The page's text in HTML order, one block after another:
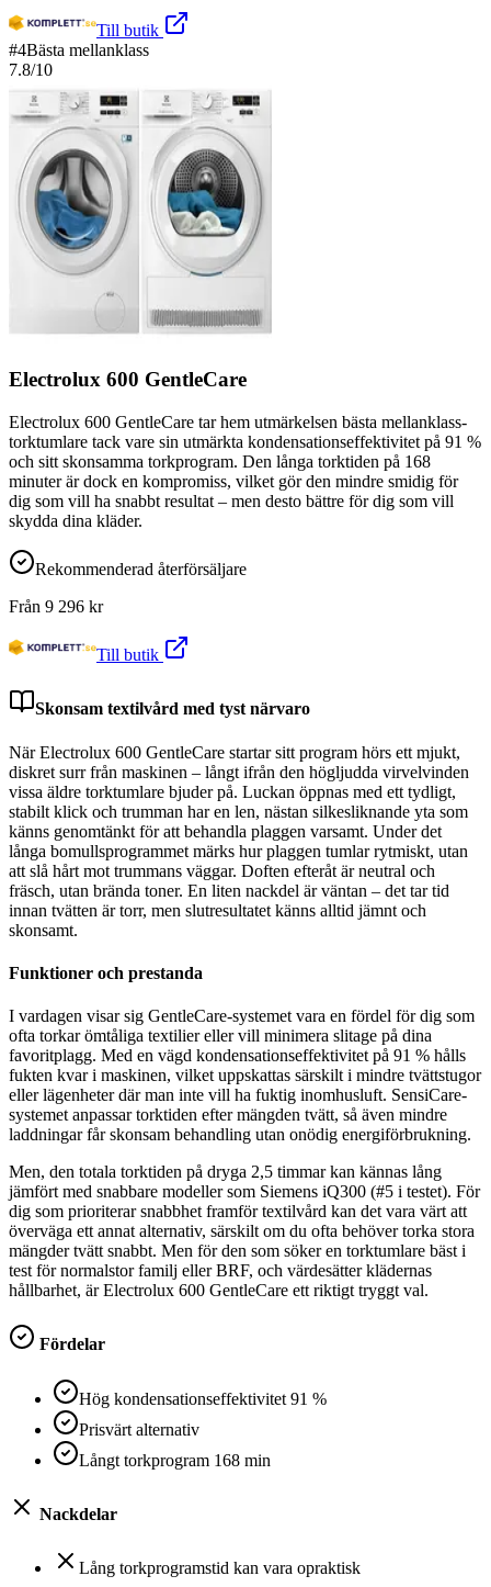
Till butik
#4Bästa mellanklass
7.8/10
Electrolux 600 GentleCare
Electrolux 600 GentleCare tar hem utmärkelsen bästa mellanklass-
torktumlare tack vare sin utmärkta kondensationseffektivitet på 91 %
och sitt skonsamma torkprogram. Den långa torktiden på 168
minuter är dock en kompromiss, vilket gör den mindre smidig för
dig som vill ha snabbt resultat – men desto bättre för dig som vill
skydda dina kläder.
Rekommenderad återförsäljare
Från 9 296 kr
Till butik
Skonsam textilvård med tyst närvaro
När Electrolux 600 GentleCare startar sitt program hörs ett mjukt,
diskret surr från maskinen – långt ifrån den högljudda virvelvinden
vissa äldre torktumlare bjuder på. Luckan öppnas med ett tydligt,
stabilt klick och trumman har en len, nästan silkesliknande yta som
känns genomtänkt för att behandla plaggen varsamt. Under det
långa bomullsprogrammet märks hur plaggen tumlar rytmiskt, utan
att slå hårt mot trummans väggar. Doften efteråt är neutral och
fräsch, utan brända toner. En liten nackdel är väntan – det tar tid
innan tvätten är torr, men slutresultatet känns alltid jämnt och
skonsamt.
Funktioner och prestanda
I vardagen visar sig GentleCare-systemet vara en fördel för dig som
ofta torkar ömtåliga textilier eller vill minimera slitage på dina
favoritplagg. Med en vägd kondensationseffektivitet på 91 % hålls
fukten kvar i maskinen, vilket uppskattas särskilt i mindre tvättstugor
eller lägenheter där man inte vill ha fuktig inomhusluft. SensiCare-
systemet anpassar torktiden efter mängden tvätt, så även mindre
laddningar får skonsam behandling utan onödig energiförbrukning.
Men, den totala torktiden på dryga 2,5 timmar kan kännas lång
jämfört med snabbare modeller som Siemens iQ300 (#5 i testet). För
dig som prioriterar snabbhet framför textilvård kan det vara värt att
överväga ett annat alternativ, särskilt om du ofta behöver torka stora
mängder tvätt snabbt. Men för den som söker en torktumlare bäst i
test för normalstor familj eller BRF, och värdesätter klädernas
hållbarhet, är Electrolux 600 GentleCare ett riktigt tryggt val.
Fördelar
Hög kondensationseffektivitet 91 %
Prisvärt alternativ
Långt torkprogram 168 min
Nackdelar
Lång torkprogramstid kan vara opraktisk